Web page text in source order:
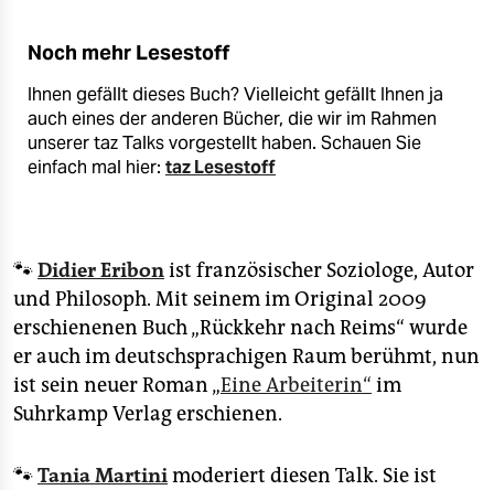
Noch mehr Lesestoff
Ihnen gefällt dieses Buch? Vielleicht gefällt Ihnen ja
auch eines der anderen Bücher, die wir im Rahmen
unserer taz Talks vorgestellt haben. Schauen Sie
einfach mal hier: taz Lesestoff
🐾Didier Eribonist französischer Soziologe, Autor
und Philosoph. Mit seinem im Original 2009
erschienenen Buch „Rückkehr nach Reims“ wurde
er auch im deutschsprachigen Raum berühmt, nun
ist sein neuer Roman „Eine Arbeiterin“ im
Suhrkamp Verlag erschienen.
🐾Tania Martinimoderiert diesen Talk. Sie ist